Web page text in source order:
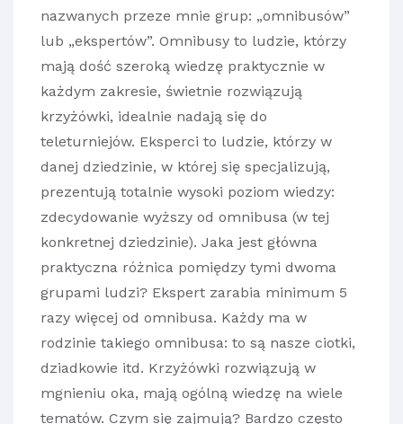
nazwanych przeze mnie grup: „omnibusów”
lub „ekspertów”. Omnibusy to ludzie, którzy
mają dość szeroką wiedzę praktycznie w
każdym zakresie, świetnie rozwiązują
krzyżówki, idealnie nadają się do
teleturniejów. Eksperci to ludzie, którzy w
danej dziedzinie, w której się specjalizują,
prezentują totalnie wysoki poziom wiedzy:
zdecydowanie wyższy od omnibusa (w tej
konkretnej dziedzinie). Jaka jest główna
praktyczna różnica pomiędzy tymi dwoma
grupami ludzi? Ekspert zarabia minimum 5
razy więcej od omnibusa. Każdy ma w
rodzinie takiego omnibusa: to są nasze ciotki,
dziadkowie itd. Krzyżówki rozwiązują w
mgnieniu oka, mają ogólną wiedzę na wiele
tematów. Czym się zajmują? Bardzo często